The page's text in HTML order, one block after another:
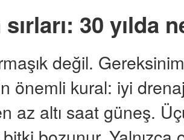
30 yılda
değil.
önemli kural: iyi
az altı saat güneş.